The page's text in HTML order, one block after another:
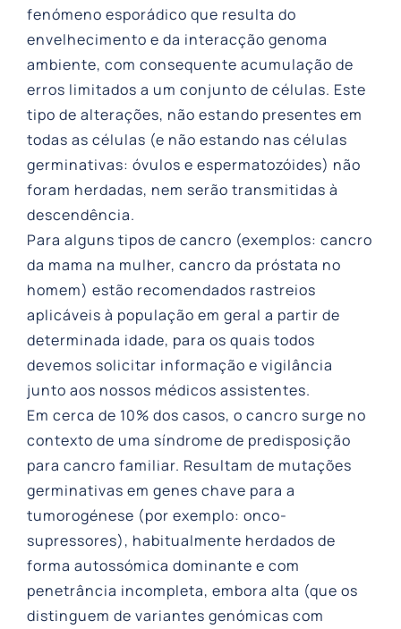
fenómeno esporádico que resulta do
envelhecimento e da interacção genoma
ambiente, com consequente acumulação de
erros limitados a um conjunto de células. Este
tipo de alterações, não estando presentes em
todas as células (e não estando nas células
germinativas: óvulos e espermatozóides) não
foram herdadas, nem serão transmitidas à
descendência.
Para alguns tipos de cancro (exemplos: cancro
da mama na mulher, cancro da próstata no
homem) estão recomendados rastreios
aplicáveis à população em geral a partir de
determinada idade, para os quais todos
devemos solicitar informação e vigilância
junto aos nossos médicos assistentes.
Em cerca de 10% dos casos, o cancro surge no
contexto de uma síndrome de predisposição
para cancro familiar. Resultam de mutações
germinativas em genes chave para a
tumorogénese (por exemplo: onco-
supressores), habitualmente herdados de
forma autossómica dominante e com
penetrância incompleta, embora alta (que os
distinguem de variantes genómicas com